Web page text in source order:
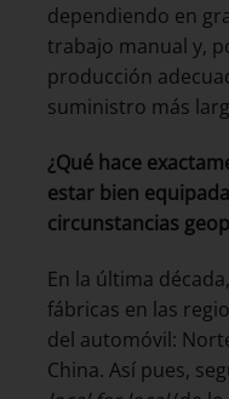
dependiendo en
trabajo manual y,
producción
suministro más
¿Qué hace
estar bien
circunstancias
En la última
fábricas en las
del automóvil:
China. Así pues,